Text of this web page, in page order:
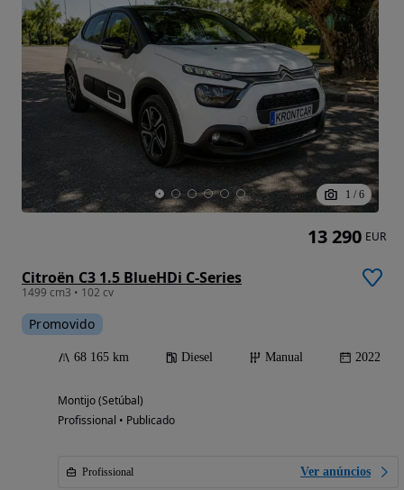
1 / 6
Citroën C3 1.5 BlueHDi C-Series
1499 cm3 • 102 cv
Promovido
68 165 km Diesel Manual 2022
Montijo (Setúbal)
Profissional • Publicado
Profissional Ver anúncios
13 290 EUR